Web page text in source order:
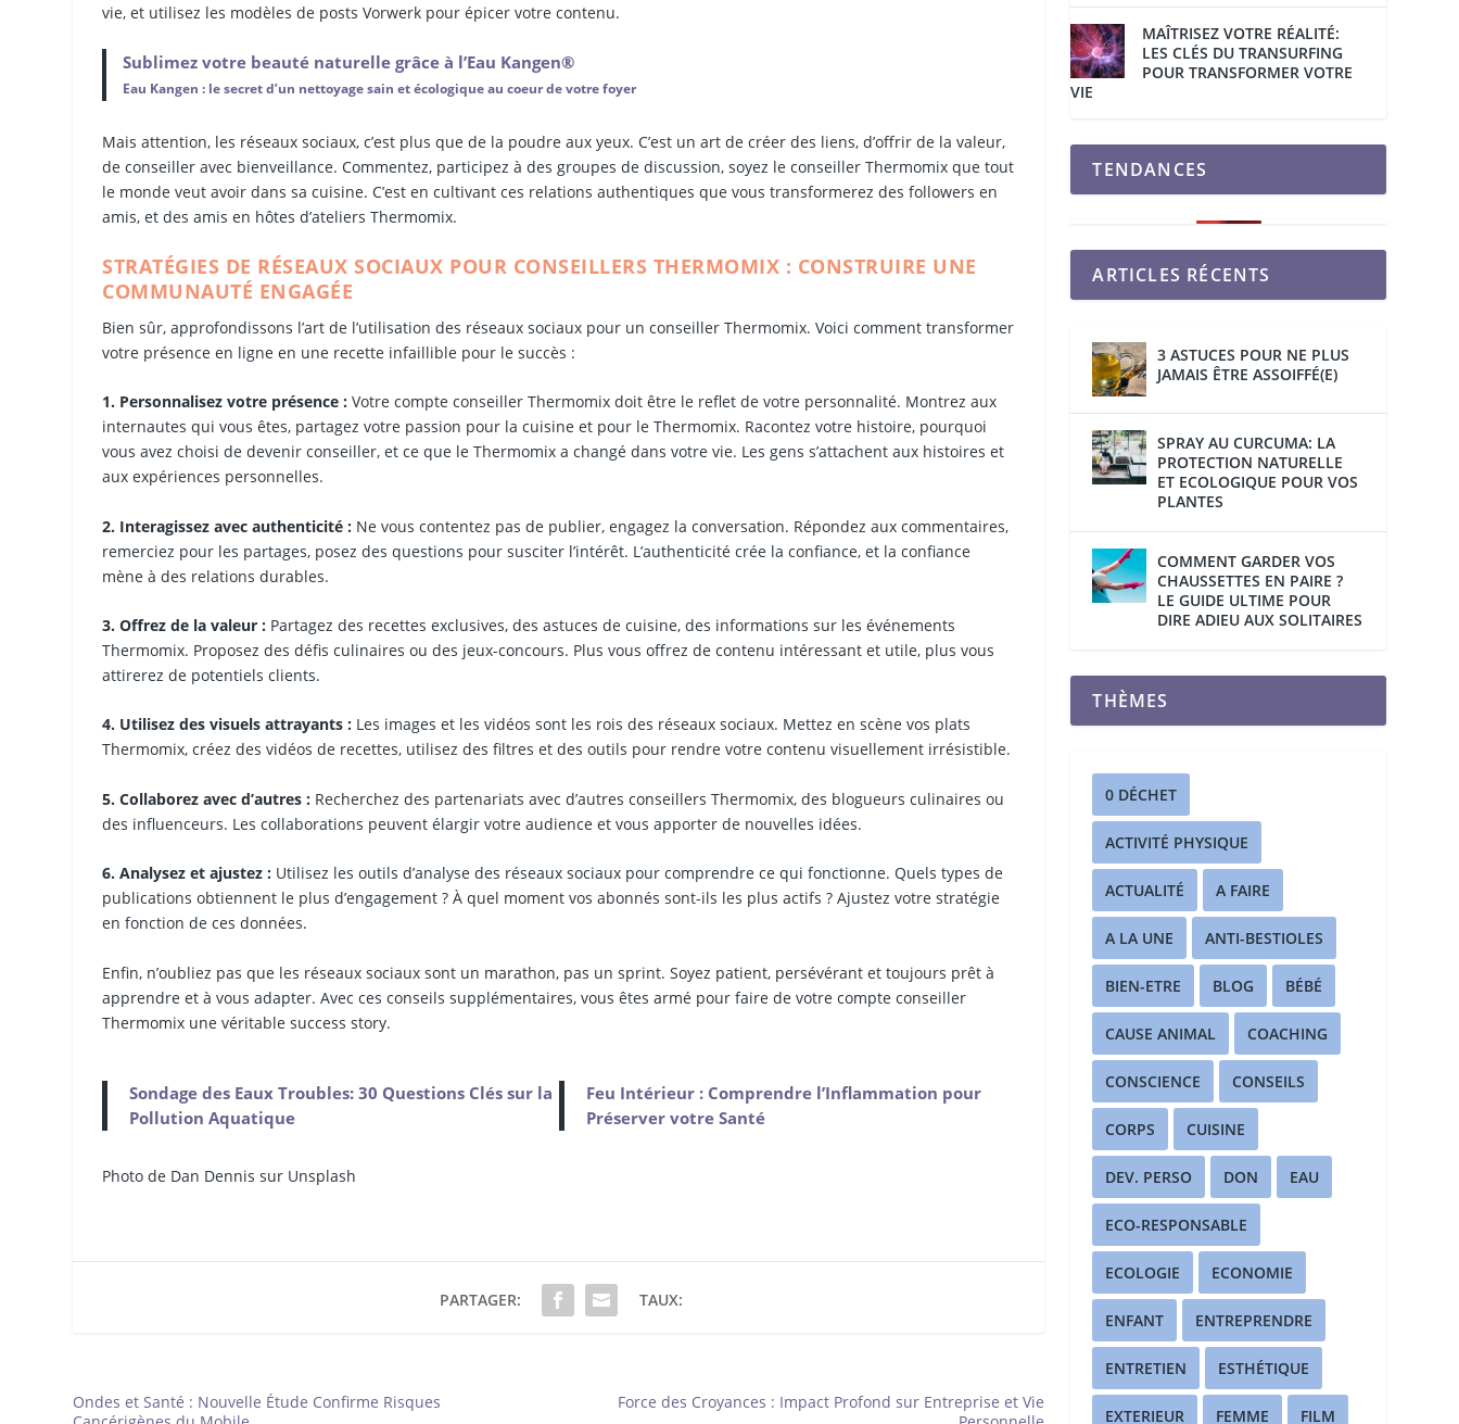
vie, et utilisez les modèles de posts Vorwerk pour épicer votre contenu.
Sublimez votre beauté naturelle grâce à l’Eau Kangen®
Eau Kangen : le secret d’un nettoyage sain et écologique au coeur de votre foyer
Mais attention, les réseaux sociaux, c’est plus que de la poudre aux yeux. C’est un art de créer des liens, d’offrir de la valeur,
de conseiller avec bienveillance. Commentez, participez à des groupes de discussion, soyez le conseiller Thermomix que tout
le monde veut avoir dans sa cuisine. C’est en cultivant ces relations authentiques que vous transformerez des followers en
amis, et des amis en hôtes d’ateliers Thermomix.
STRATÉGIES DE RÉSEAUX SOCIAUX POUR CONSEILLERS THERMOMIX : CONSTRUIRE UNE
COMMUNAUTÉ ENGAGÉE
Bien sûr, approfondissons l’art de l’utilisation des réseaux sociaux pour un conseiller Thermomix. Voici comment transformer
votre présence en ligne en une recette infaillible pour le succès :
1. Personnalisez votre présence : Votre compte conseiller Thermomix doit être le reflet de votre personnalité. Montrez aux
internautes qui vous êtes, partagez votre passion pour la cuisine et pour le Thermomix. Racontez votre histoire, pourquoi
vous avez choisi de devenir conseiller, et ce que le Thermomix a changé dans votre vie. Les gens s’attachent aux histoires et
aux expériences personnelles.
2. Interagissez avec authenticité : Ne vous contentez pas de publier, engagez la conversation. Répondez aux commentaires,
remerciez pour les partages, posez des questions pour susciter l’intérêt. L’authenticité crée la confiance, et la confiance
mène à des relations durables.
3. Offrez de la valeur : Partagez des recettes exclusives, des astuces de cuisine, des informations sur les événements
Thermomix. Proposez des défis culinaires ou des jeux-concours. Plus vous offrez de contenu intéressant et utile, plus vous
attirerez de potentiels clients.
4. Utilisez des visuels attrayants : Les images et les vidéos sont les rois des réseaux sociaux. Mettez en scène vos plats
Thermomix, créez des vidéos de recettes, utilisez des filtres et des outils pour rendre votre contenu visuellement irrésistible.
5. Collaborez avec d’autres : Recherchez des partenariats avec d’autres conseillers Thermomix, des blogueurs culinaires ou
des influenceurs. Les collaborations peuvent élargir votre audience et vous apporter de nouvelles idées.
6. Analysez et ajustez : Utilisez les outils d’analyse des réseaux sociaux pour comprendre ce qui fonctionne. Quels types de
publications obtiennent le plus d’engagement ? À quel moment vos abonnés sont-ils les plus actifs ? Ajustez votre stratégie
en fonction de ces données.
Enfin, n’oubliez pas que les réseaux sociaux sont un marathon, pas un sprint. Soyez patient, persévérant et toujours prêt à
apprendre et à vous adapter. Avec ces conseils supplémentaires, vous êtes armé pour faire de votre compte conseiller
Thermomix une véritable success story.
Sondage des Eaux Troubles: 30 Questions Clés sur la
Pollution Aquatique
Feu Intérieur : Comprendre l’Inflammation pour
Préserver votre Santé
Photo de Dan Dennis sur Unsplash
PARTAGER: TAUX:
Ondes et Santé : Nouvelle Étude Confirme Risques
Force des Croyances : Impact Profond sur Entreprise et Vie
MAÎTRISEZ VOTRE RÉALITÉ:
LES CLÉS DU TRANSURFING
POUR TRANSFORMER VOTRE
VIE
TENDANCES
ARTICLES RÉCENTS
3 ASTUCES POUR NE PLUS
JAMAIS ÊTRE ASSOIFFÉ(E)
SPRAY AU CURCUMA: LA
PROTECTION NATURELLE
ET ECOLOGIQUE POUR VOS
PLANTES
COMMENT GARDER VOS
CHAUSSETTES EN PAIRE ?
LE GUIDE ULTIME POUR
DIRE ADIEU AUX SOLITAIRES
THÈMES
0 DÉCHET
ACTIVITÉ PHYSIQUE
ACTUALITÉ A FAIRE
A LA UNE ANTI-BESTIOLES
BIEN-ETRE BLOG BÉBÉ
CAUSE ANIMAL COACHING
CONSCIENCE CONSEILS
CORPS CUISINE
DEV. PERSO DON EAU
ECO-RESPONSABLE
ECOLOGIE ECONOMIE
ENFANT ENTREPRENDRE
ENTRETIEN ESTHÉTIQUE
EXTERIEUR FEMME FILM